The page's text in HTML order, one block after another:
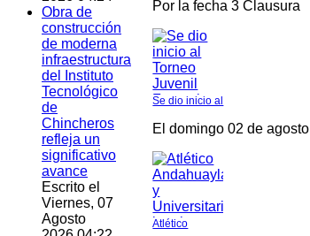
Obra de
construcción
de moderna
infraestructura
del Instituto
Tecnológico
de
Chincheros
refleja un
significativo
avance
Escrito el
Viernes, 07
Agosto
Por la fecha 3 Clausura
Se dio inicio al
El domingo 02 de agosto
Atlético